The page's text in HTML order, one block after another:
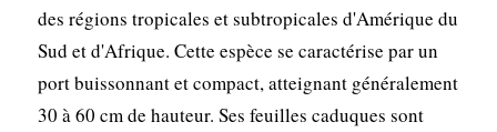
des régions tropicales et subtropicales d'Amérique du
Sud et d'Afrique. Cette espèce se caractérise par un
port buissonnant et compact, atteignant généralement
30 à 60 cm de hauteur. Ses feuilles caduques sont